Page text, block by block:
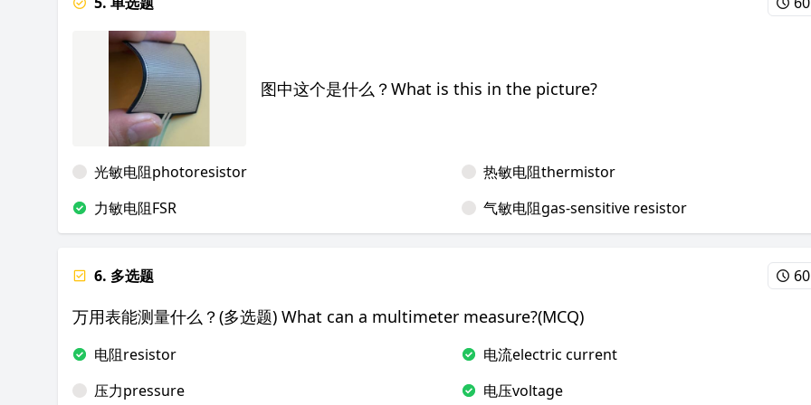
图中这个是什么？What is this in the picture?
光敏电阻photoresistor
热敏电阻thermistor
力敏电阻FSR
气敏电阻gas-sensitive resistor
6. 多选题
万用表能测量什么？(多选题) What can a multimeter measure?(MCQ)
电阻resistor
电流electric current
压力pressure
电压voltage